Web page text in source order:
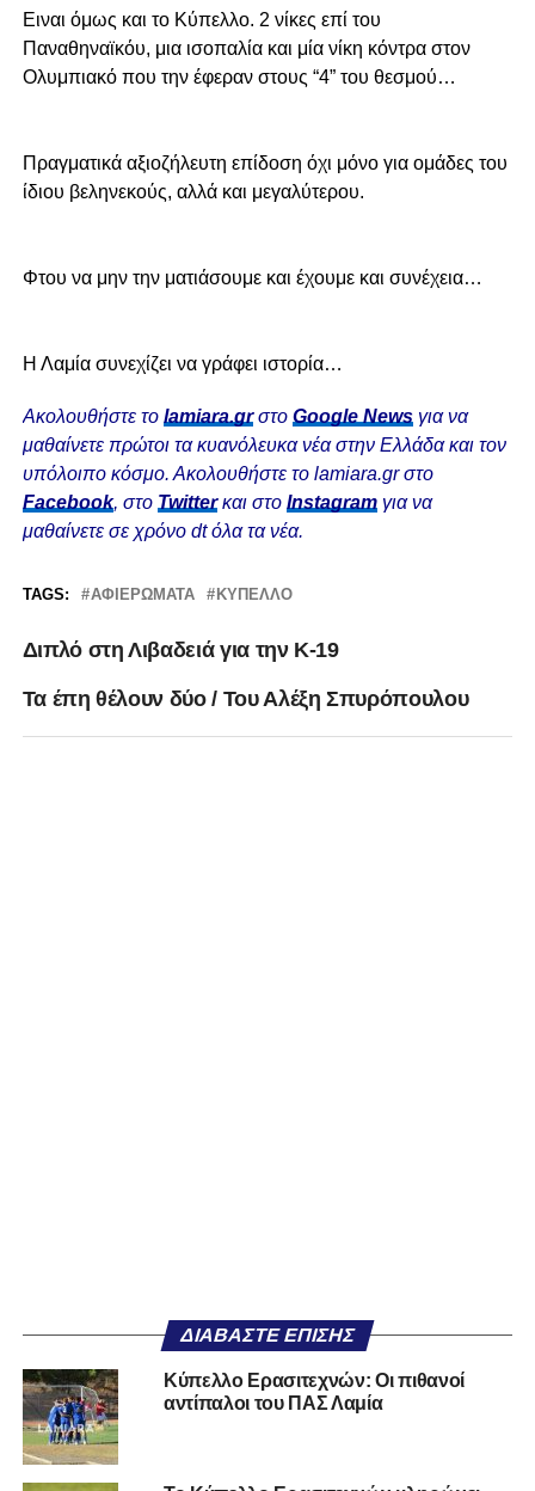
Ειναι όμως και το Κύπελλο. 2 νίκες επί του
Παναθηναϊκόυ, μια ισοπαλία και μία νίκη κόντρα στον
Ολυμπιακό που την έφεραν στους “4” του θεσμού…
Πραγματικά αξιοζήλευτη επίδοση όχι μόνο για ομάδες του
ίδιου βεληνεκούς, αλλά και μεγαλύτερου.
Φτου να μην την ματιάσουμε και έχουμε και συνέχεια…
Η Λαμία συνεχίζει να γράφει ιστορία…
Ακολουθήστε το lamiara.grστο Google Newsγια να
μαθαίνετε πρώτοι τα κυανόλευκα νέα στην Ελλάδα και τον
υπόλοιπο κόσμο. Ακολουθήστε το lamiara.gr στο
Facebook, στο Twitterκαι στο Instagram για να
μαθαίνετε σε χρόνο dt όλα τα νέα.
TAGS: ΑΦΙΕΡΏΜΑΤΑ ΚΎΠΕΛΛΟ
Διπλό στη Λιβαδειά για την Κ-19
Τα έπη θέλουν δύο / Του Αλέξη Σπυρόπουλου
ΔΙΑΒΆΣΤΕ ΕΠΊΣΗΣ
Κύπελλο Ερασιτεχνών: Οι πιθανοί
αντίπαλοι του ΠΑΣ Λαμία